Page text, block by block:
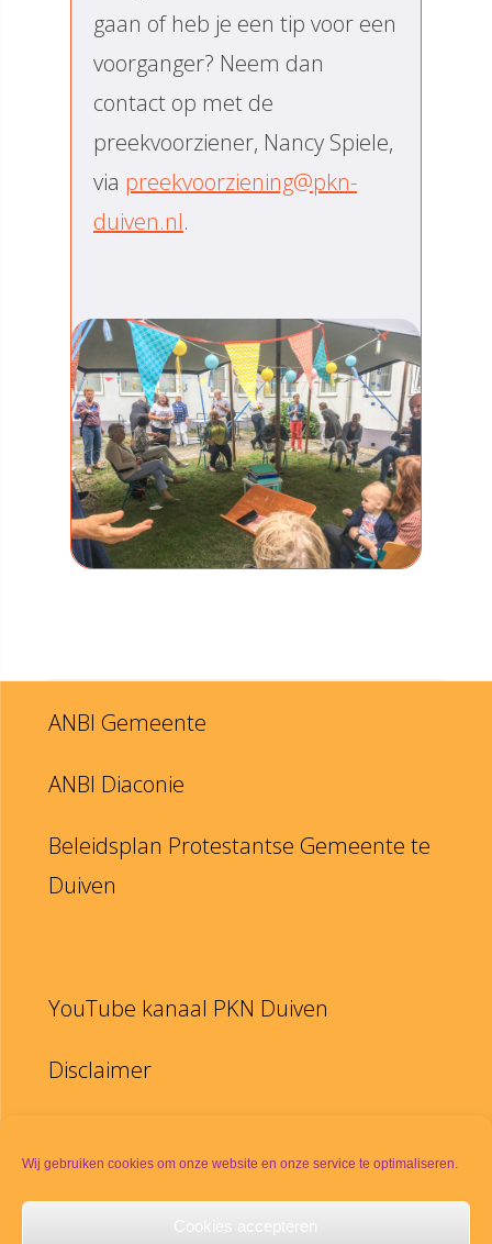
Wij gebruiken cookies om onze website en onze service te optimaliseren.
Cookies accepteren
gaan of heb je een tip voor een
voorganger? Neem dan
contact op met de
preekvoorziener, Nancy Spiele,
via preekvoorziening@pkn-
duiven.nl.
ANBI Gemeente
ANBI Diaconie
Beleidsplan Protestantse Gemeente te
Duiven
YouTube kanaal PKN Duiven
Disclaimer